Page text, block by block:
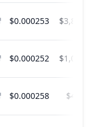
$0.000253
$0.000252
$0.000258